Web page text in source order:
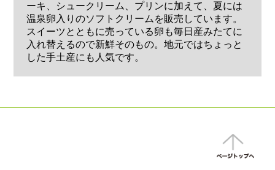
ーキ、シュークリーム、プリンに加えて、夏には
温泉卵入りのソフトクリームを販売しています。
スイーツとともに売っている卵も毎日産みたてに
入れ替えるので新鮮そのもの。地元ではちょっと
した手土産にも人気です。